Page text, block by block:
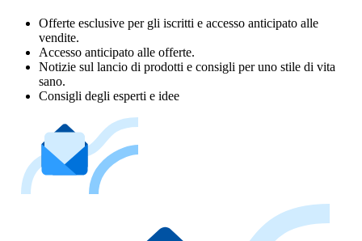
Offerte esclusive per gli iscritti e accesso anticipato alle
vendite.
Accesso anticipato alle offerte.
Notizie sul lancio di prodotti e consigli per uno stile di vita
sano.
Consigli degli esperti e idee